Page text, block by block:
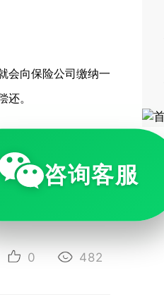
会向保险公司缴纳一
。
还款的时候，钱是
482
0
咨询客服